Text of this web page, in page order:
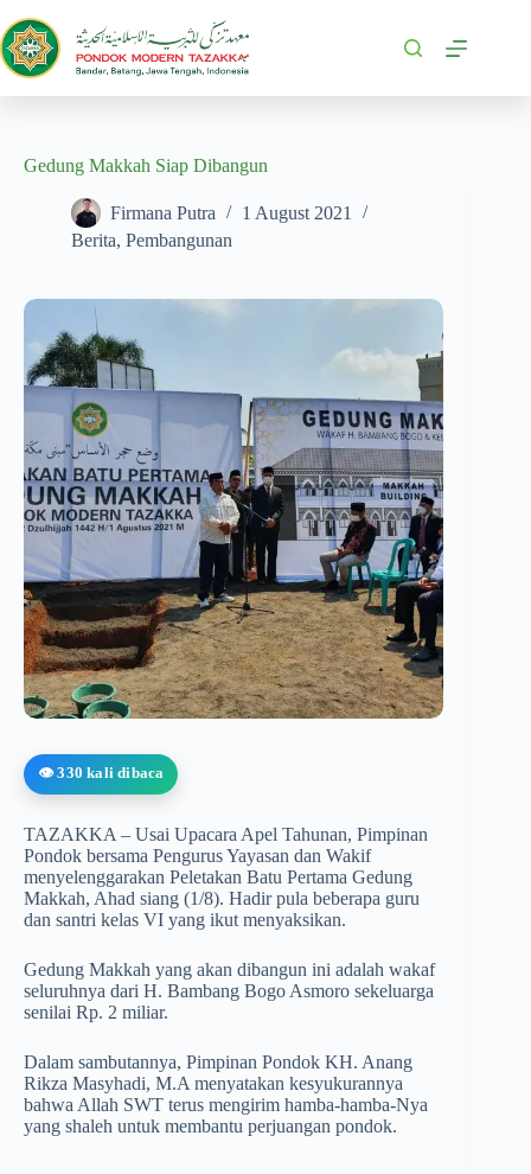
Gedung Makkah Siap Dibangun
Firmana Putra
1 August 2021
Berita, Pembangunan
👁️ 330 kali dibaca
TAZAKKA – Usai Upacara Apel Tahunan, Pimpinan
Pondok bersama Pengurus Yayasan dan Wakif
menyelenggarakan Peletakan Batu Pertama Gedung
Makkah, Ahad siang (1/8). Hadir pula beberapa guru
dan santri kelas VI yang ikut menyaksikan.
Gedung Makkah yang akan dibangun ini adalah wakaf
seluruhnya dari H. Bambang Bogo Asmoro sekeluarga
senilai Rp. 2 miliar.
Dalam sambutannya, Pimpinan Pondok KH. Anang
Rikza Masyhadi, M.A menyatakan kesyukurannya
bahwa Allah SWT terus mengirim hamba-hamba-Nya
yang shaleh untuk membantu perjuangan pondok.